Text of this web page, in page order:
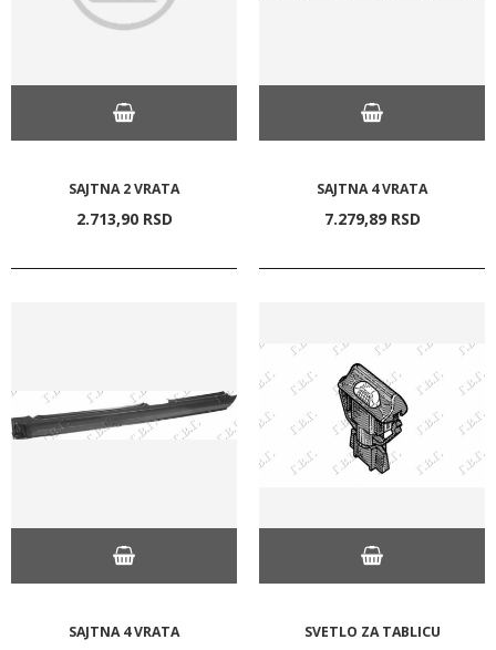
SAJTNA 2 VRATA
2.713,90 RSD
SAJTNA 4 VRATA
7.279,89 RSD
SAJTNA 4 VRATA SVETLO ZA TABLICU